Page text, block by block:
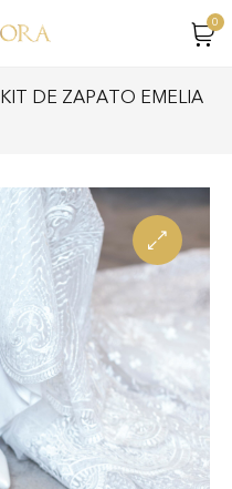
0
KIT DE ZAPATO EMELIA